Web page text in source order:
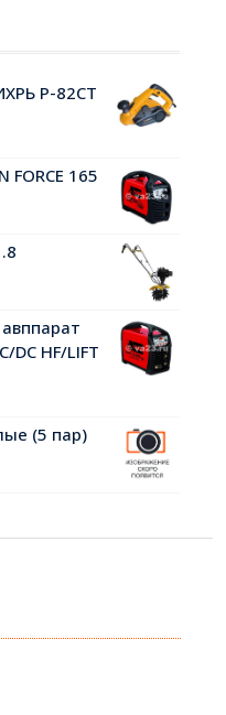
Р-82СТ
FORCE 165
DC HF/LIFT
(5 пар)